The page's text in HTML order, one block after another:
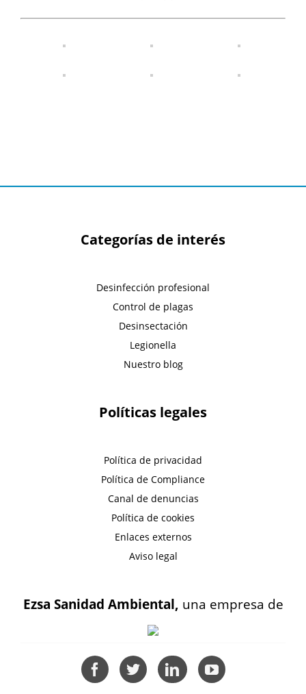
Categorías de interés
Desinfección profesional
Control de plagas
Desinsectación
Legionella
Nuestro blog
Políticas legales
Política de privacidad
Política de Compliance
Canal de denuncias
Política de cookies
Enlaces externos
Aviso legal
Ezsa Sanidad Ambiental, una empresa de